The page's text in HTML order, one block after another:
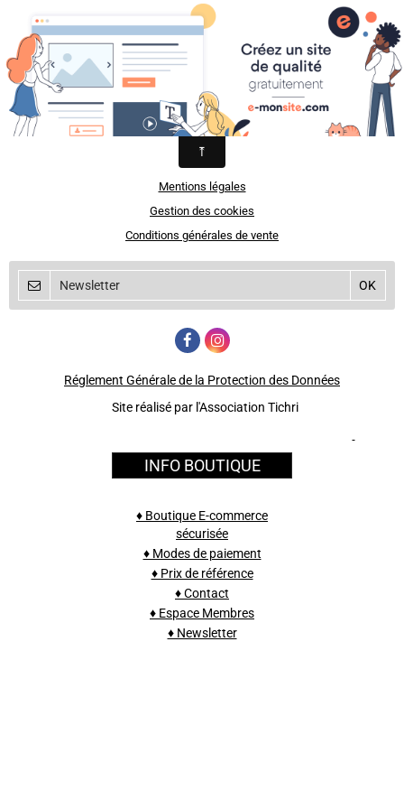
Chris et Jean - Paul Boutique
la boutique aux opportunités
Sorties
Mentions légales
Gestion des cookies
Conditions générales de vente
Réglement Générale de la Protection des Données
Site réalisé par l'Association Tichri
INFO BOUTIQUE
♦ Boutique E-commerce
sécurisée
♦ Modes de paiement
♦ Prix de référence
♦ Contact
♦ Espace Membres
♦ Newsletter